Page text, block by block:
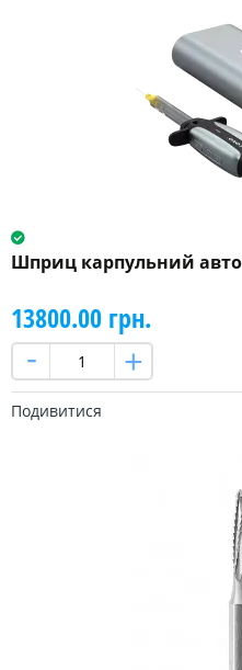
Шприц карпульний
13800.00 грн.
Подивитися